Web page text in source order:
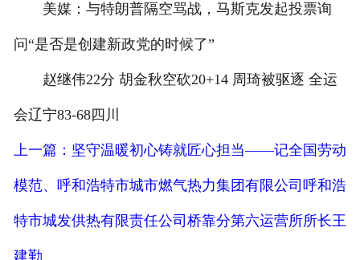
美媒：与特朗普隔空骂战，马斯克发起投票询
问“是否是创建新政党的时候了”
赵继伟22分 胡金秋空砍20+14 周琦被驱逐 全运
会辽宁83-68四川
上一篇：坚守温暖初心铸就匠心担当——记全国劳动
模范、呼和浩特市城市燃气热力集团有限公司呼和浩
特市城发供热有限责任公司桥靠分第六运营所所长王
建勤